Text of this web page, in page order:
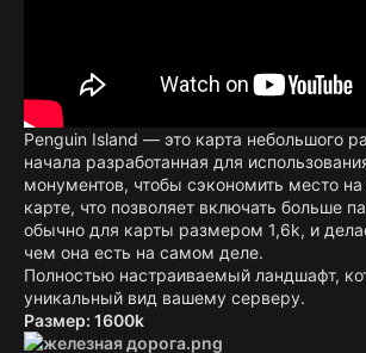
Penguin Island — это карта небольшого
начала разработанная для
монументов, чтобы сэкономить место
карте, что позволяет включать больше
обычно для карты размером 1,6k, и
чем она есть на самом деле.
Полностью настраиваемый ландшафт,
уникальный вид вашему серверу.
Размер: 1600k